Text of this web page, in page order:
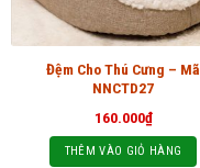
Đệm Cho Thú Cưng – Mã
NNCTD27
160.000₫
THÊM VÀO GIỎ HÀNG